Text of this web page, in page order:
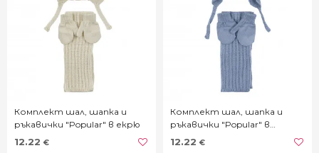
Комплект шал, шапка и
ръкавички "Popular" в екрю
12.22 €
Комплект шал, шапка и
ръкавички "Popular" в
бледосиньо
12.22 €